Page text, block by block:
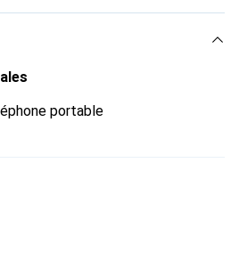
ses produits de haute qualité et
pour une clientèle exigeante.
portable